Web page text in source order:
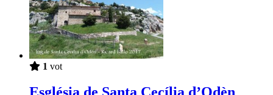
1 vot
Església de Santa Cecília d’Odèn